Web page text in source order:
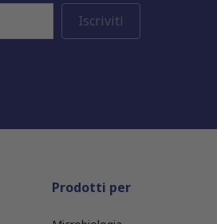
Prodotti per